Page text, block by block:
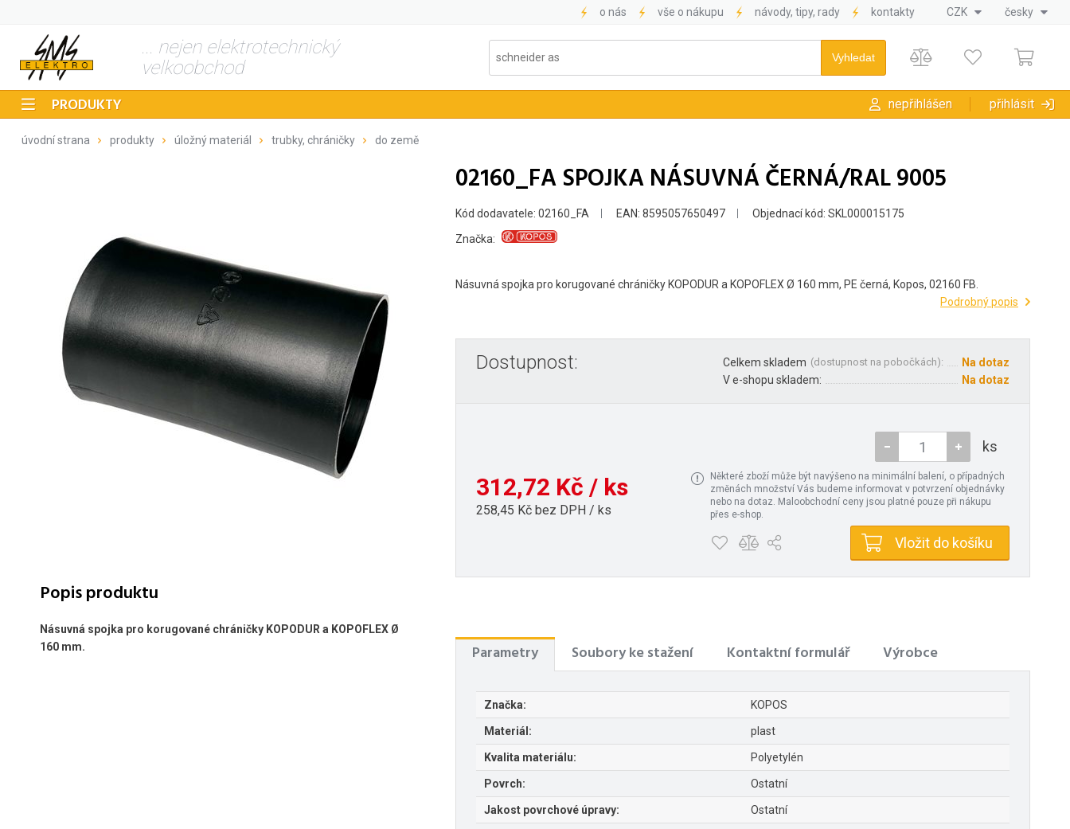
o nás vše o nákupu návody, tipy, rady kontakty CZK česky
... nejen elektrotechnický
velkoobchod
PRODUKTY nepřihlášen přihlásit
úvodní strana produkty úložný materiál trubky, chráničky do země
Popis produktu
Násuvná spojka pro korugované chráničky KOPODUR a KOPOFLEX Ø
160 mm.
02160_FA SPOJKA NÁSUVNÁ ČERNÁ/RAL 9005
Kód dodavatele: 02160_FA EAN: 8595057650497 Objednací kód: SKL000015175
Značka:
Násuvná spojka pro korugované chráničky KOPODUR a KOPOFLEX Ø 160 mm, PE černá, Kopos, 02160 FB.
Podrobný popis
Dostupnost: Celkem skladem (dostupnost na pobočkách):
Na dotaz
V e-shopu skladem:
Na dotaz
312,72 Kč / ks
258,45 Kč bez DPH / ks
ks
Některé zboží může být navýšeno na minimální balení, o případných
změnách množství Vás budeme informovat v potvrzení objednávky
nebo na dotaz. Maloobchodní ceny jsou platné pouze při nákupu
přes e-shop.
Vložit do košíku
Parametry Soubory ke stažení Kontaktní formulář Výrobce
Značka: KOPOS
Materiál: plast
Kvalita materiálu: Polyetylén
Povrch: Ostatní
Jakost povrchové úpravy: Ostatní